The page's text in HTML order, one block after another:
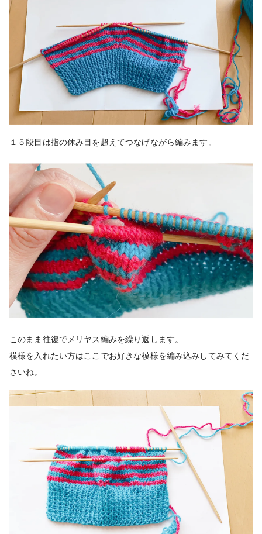
１５段目は指の休み目を超えてつなげながら編みます。
このまま往復でメリヤス編みを繰り返します。
模様を入れたい方はここでお好きな模様を編み込みしてみてくだ
さいね。